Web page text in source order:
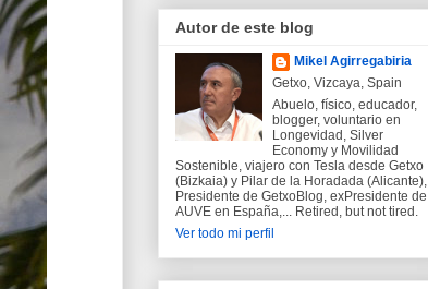
Autor de este blog
Mikel Agirregabiria
Getxo, Vizcaya, Spain
Abuelo, físico, educador,
blogger, voluntario en
Longevidad, Silver
Economy y Movilidad
Sostenible, viajero con Tesla desde Getxo
(Bizkaia) y Pilar de la Horadada (Alicante),
Presidente de GetxoBlog, exPresidente de
AUVE en España,... Retired, but not tired.
Ver todo mi perfil